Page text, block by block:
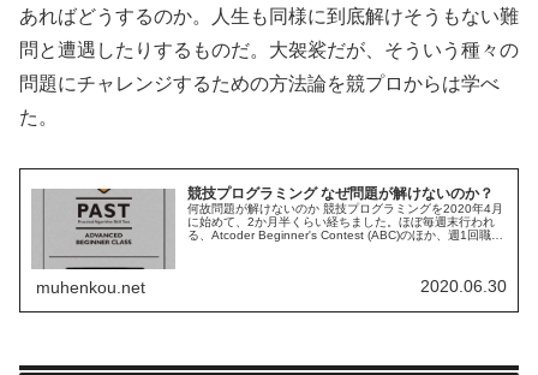
あればどうするのか。人生も同様に到底解けそうもない難
問と遭遇したりするものだ。大袈裟だが、そういう種々の
問題にチャレンジするための方法論を競プロからは学べ
た。
競技プログラミング なぜ問題が解けないのか？
何故問題が解けないのか 競技プログラミングを2020年4月
に始めて、2か月半くらい経ちました。ほぼ毎週末行われ
る、Atcoder Beginner's Contest (ABC)のほか、週1回職場
muhenkou.net 2020.06.30